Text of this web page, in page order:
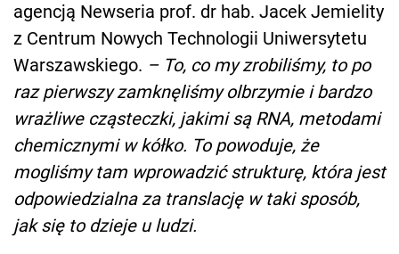
agencją Newseria prof. dr hab. Jacek Jemielity
z Centrum Nowych Technologii Uniwersytetu
Warszawskiego. – To, co my zrobiliśmy, to po
raz pierwszy zamknęliśmy olbrzymie i bardzo
wrażliwe cząsteczki, jakimi są RNA, metodami
chemicznymi w kółko. To powoduje, że
mogliśmy tam wprowadzić strukturę, która jest
odpowiedzialna za translację w taki sposób,
jak się to dzieje u ludzi.